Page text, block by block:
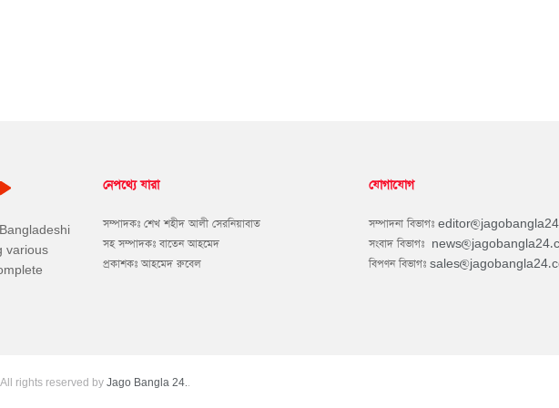
various
নেপথ্যে যারা
সম্পাদকঃ শেখ শহীদ আলী সেরনিয়াবাত
সহ সম্পাদকঃ বাতেন আহমেদ
প্রকাশকঃ আহমেদ রুবেল
যোগাযোগ
সম্পাদনা বিভাগঃ
সংবাদ বিভাগঃ
বিপণন বিভাগঃ
rights reserved by Jago Bangla 24..